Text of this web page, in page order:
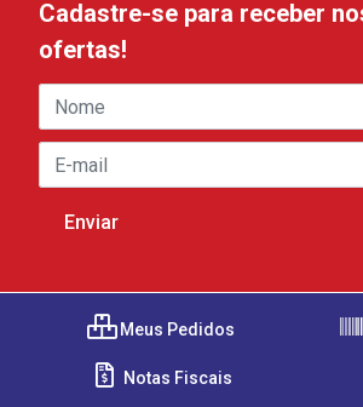
Cadastre-se para receber
ofertas!
Meus Pedidos
Notas Fiscais